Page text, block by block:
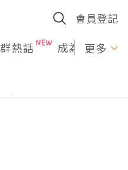
會員登記
熱話 成為U更多